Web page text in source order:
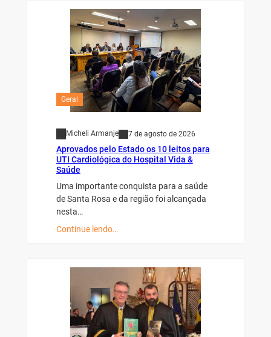
Geral
Micheli Armanje 7 de agosto de 2026
Aprovados pelo Estado os 10 leitos para
UTI Cardiológica do Hospital Vida &
Saúde
Uma importante conquista para a saúde
de Santa Rosa e da região foi alcançada
nesta…
Continue lendo…